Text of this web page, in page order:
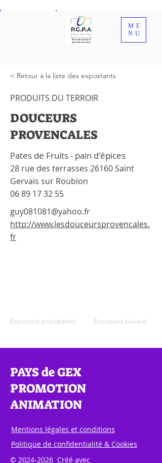
ME
NU
< Retour à la liste des expostants
PRODUITS DU TERROIR
DOUCEURS
PROVENCALES
Pates de Fruits - pain d'épices
28 rue des terrasses 26160 Saint
Gervais sur Roubion
06 89 17 32 55
guy081081@yahoo.fr
http://www.lesdouceursprovencales.
fr
Exposant précédent Exposant suivant
PAYS de GEX
PROMOTION
ANIMATION
Mentions légales et conditions
Politique de confidentialité & Cookies
© 2024-2026 Créé avec